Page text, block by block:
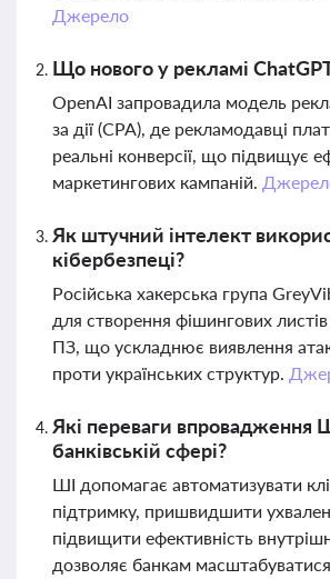
Джерело
Що нового у рекламі
OpenAI запровадила модель
за дії (CPA), де рекламодавці
реальні конверсії, що підвищує
маркетингових кампаній.
Як штучний інтелект
кібербезпеці?
Російська хакерська група
для створення фішингових
ПЗ, що ускладнює виявлення
проти українських структур.
Які переваги впровадження
банківській сфері?
ШІ допомагає автоматизувати
підтримку, пришвидшити
підвищити ефективність
дозволяє банкам